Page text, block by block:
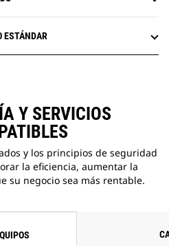
ESTÁNDAR
Y SERVICIOS
y los principios de seguridad
la eficiencia, aumentar la
su negocio sea más rentable.